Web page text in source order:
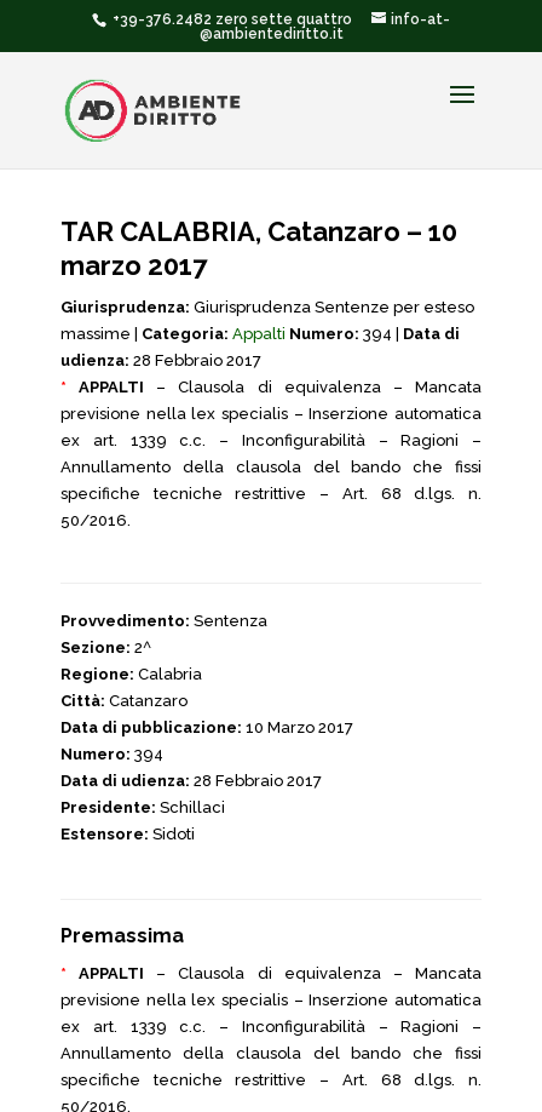
+39-376.2482 zero sette quattro
info-at-
@ambientediritto.it
TAR CALABRIA, Catanzaro – 10
marzo 2017
Giurisprudenza: Giurisprudenza Sentenze per esteso
massime | Categoria: Appalti Numero: 394 | Data di
udienza: 28 Febbraio 2017
*APPALTI – Clausola di equivalenza – Mancata
previsione nella lex specialis – Inserzione automatica
ex art. 1339 c.c. – Inconfigurabilità – Ragioni –
Annullamento della clausola del bando che fissi
specifiche tecniche restrittive – Art. 68 d.lgs. n.
50/2016.
Provvedimento: Sentenza
Sezione: 2^
Regione: Calabria
Città: Catanzaro
Data di pubblicazione: 10 Marzo 2017
Numero: 394
Data di udienza: 28 Febbraio 2017
Presidente: Schillaci
Estensore: Sidoti
Premassima
*APPALTI – Clausola di equivalenza – Mancata
previsione nella lex specialis – Inserzione automatica
ex art. 1339 c.c. – Inconfigurabilità – Ragioni –
Annullamento della clausola del bando che fissi
specifiche tecniche restrittive – Art. 68 d.lgs. n.
50/2016.